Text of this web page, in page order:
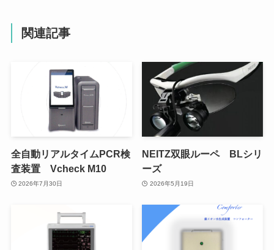
関連記事
全自動リアルタイムPCR検
査装置 Vcheck M10
2026年7月30日
NEITZ双眼ルーペ BLシリ
ーズ
2026年5月19日